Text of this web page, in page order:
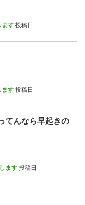
ます 投稿日
ます 投稿日
てんなら早起きの
ます 投稿日